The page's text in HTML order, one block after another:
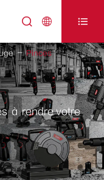
  
à rendre votre
Pinces